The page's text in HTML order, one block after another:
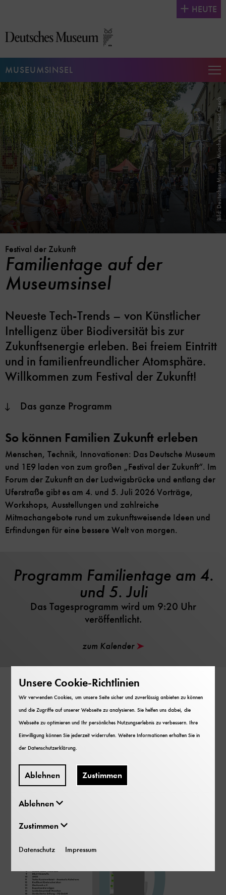
Seiteninhalt
springen
HEUTE
MUSEUMSINSEL
Bild: Deutsches Museum, München | Hubert Czech
Festival der Zukunft
Familientage auf der
Museumsinsel
Neueste Tech-Trends – von Künstlicher
Intelligenz über Biodiversität bis zur
Zukunftsenergie erleben. Bei freiem Eintritt
und in familienfreundlicher Atomsphäre.
Willkommen zum Festival der Zukunft!
Das ganze Programm
So können Familien Zukunft erleben
Menschen, Technik, Innovationen: Das Deutsche Museum
und 1E9 laden von zum großen „Festival der Zukunft“. Im
Forum der Zukunft an der Ludwigsbrücke und entlang der
Uferstraße gibt es am 4. und 5. Juli 2026 Vorträge,
Workshops, Ausstellungen und zahlreiche
Mitmachangebote rund um zukunftsweisende Ideen und
Erfindungen für eine bessere Welt von morgen.
Programm Familientage am 4.
und 5. Juli
Das Tagesprogramm wird um 9:20 Uhr
veröffentlicht.
zum Kalender
Lageplan - Familientage am
Festival der Zukunft
Unsere Cookie-Richtlinien
Wir verwenden Cookies, um unsere Seite sicher und zuverlässig anbieten zu können
und die Zugriffe auf unserer Webseite zu analysieren. Sie helfen uns dabei, die
Webseite zu optimieren und Ihr persönliches Nutzungserlebnis zu verbessern. Ihre
Einwilligung können Sie jederzeit widerrufen. Weitere Informationen erhalten Sie in
derDatenschutzerklärung
Ablehnen Zustimmen
Ablehnen
Zustimmen
Datenschutz Impressum